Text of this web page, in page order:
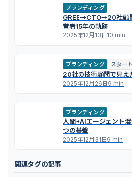
ブランディング
GREE→CTO→20社顧
営者15年の軌跡
2025年12月13日10 min
ブランディング スター
20社の技術顧問で見え
2025年12月26日9 min
ブランディング
人間+AIエージェント
つの基盤
2025年12月31日9 min
関連タグの記事